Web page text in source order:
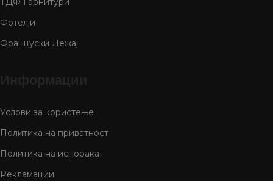
Фотелји
Француски Лежај
Услови за користење
Политика на приватност
Политика на испорака
Рекламации